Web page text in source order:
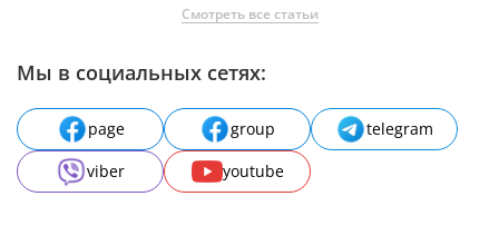
Смотреть все статьи
Мы в социальных сетях:
page group
telegram
viber
youtube